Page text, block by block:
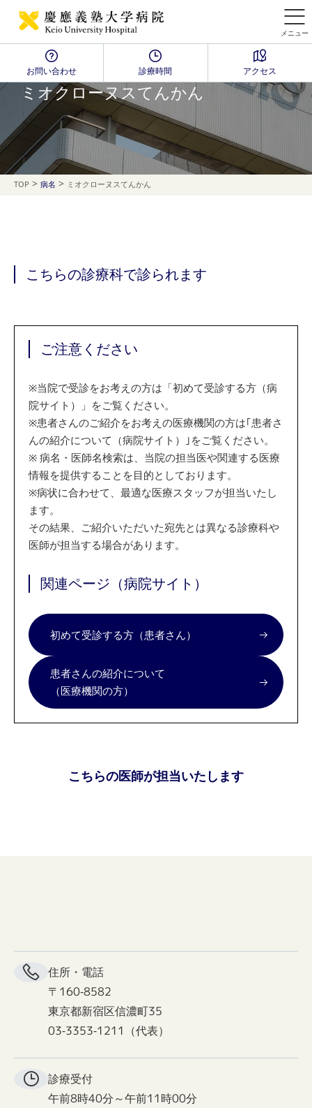
メニュー
お問い合わせ 診療時間 アクセス
Disease Name Search
ミオクローヌスてんかん
TOP > 病名 > ミオクローヌスてんかん
こちらの診療科で診られます
ご注意ください
※当院で受診をお考えの方は「初めて受診する方（病
院サイト）」をご覧ください。
※患者さんのご紹介をお考えの医療機関の方は｢患者さ
んの紹介について（病院サイト）｣をご覧ください。
※ 病名・医師名検索は、当院の担当医や関連する医療
情報を提供することを目的としております。
※病状に合わせて、最適な医療スタッフが担当いたし
ます。
その結果、ご紹介いただいた宛先とは異なる診療科や
医師が担当する場合があります。
関連ページ（病院サイト）
初めて受診する方（患者さん）
患者さんの紹介について
（医療機関の方）
こちらの医師が担当いたします
住所・電話
〒160-8582
東京都新宿区信濃町35
03-3353-1211（代表）
診療受付
午前8時40分～午前11時00分